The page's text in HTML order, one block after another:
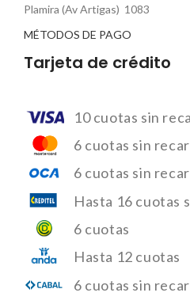
Plamira (Av Artigas) 1083
MÉTODOS DE PAGO
Tarjeta de crédito
10 cuotas sin
6 cuotas sin
6 cuotas sin
Hasta 16 cuotas
6 cuotas
Hasta 12 cuotas
6 cuotas sin